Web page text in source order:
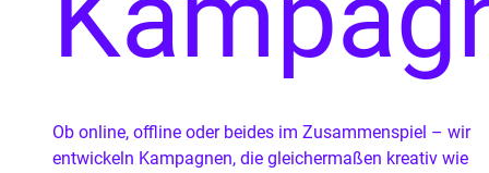
Ob online, offline oder beides im Zusammenspiel – wir
entwickeln Kampagnen, die gleichermaßen kreativ wie